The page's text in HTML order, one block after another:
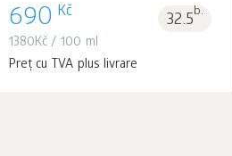
690 Kč 32.5b.
1380Kč/ 100 ml
Preț cu TVA plus livrare